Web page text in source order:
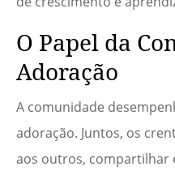
O Papel da
Adoração
A comunidade
adoração. Juntos, os
aos outros, compartilhar